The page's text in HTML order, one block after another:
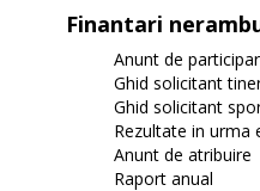
Finantari
Anunt de
Ghid solicitant
Ghid solicitant
Rezultate in urma
Anunt de atribuire
Raport anual